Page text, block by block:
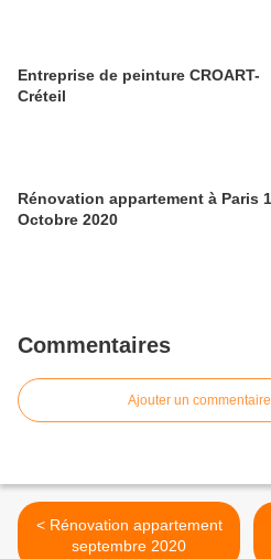
Entreprise de peinture CROART-
Créteil
Rénovation appartement à Paris 12
Octobre 2020
Commentaires
Ajouter un commentaire
< Rénovation appartement
septembre 2020